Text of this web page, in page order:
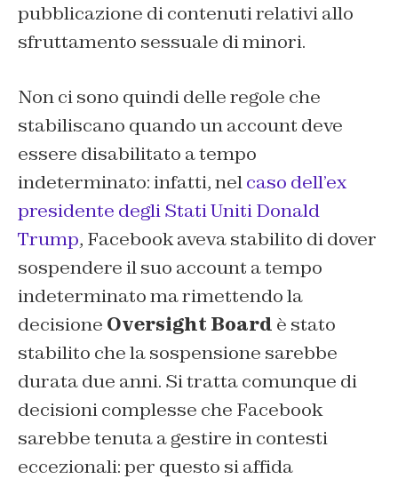
pubblicazione di contenuti relativi allo
sfruttamento sessuale di minori.
Non ci sono quindi delle regole che
stabiliscano quando un account deve
essere disabilitato a tempo
indeterminato: infatti, nelcaso dell’ex
presidente degli Stati Uniti Donald
Trump, Facebook aveva stabilito di dover
sospendere il suo account a tempo
indeterminato ma rimettendo la
decisione Oversight Board è stato
stabilito che la sospensione sarebbe
durata due anni. Si tratta comunque di
decisioni complesse che Facebook
sarebbe tenuta a gestire in contesti
eccezionali: per questo si affida